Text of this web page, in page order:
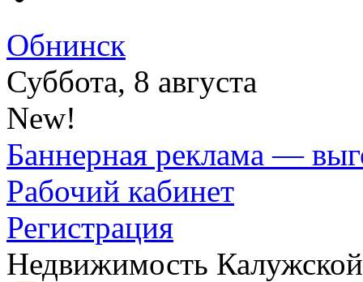
Обнинск
Суббота, 8 августа
New!
Баннерная реклама —
Рабочий кабинет
Регистрация
Недвижимость